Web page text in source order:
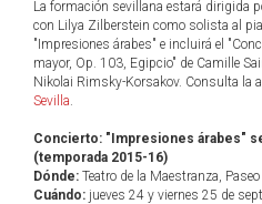
La formación sevillana estará dirigida
con Lilya Zilberstein como solista al
"Impresiones árabes" e incluirá el
mayor, Op. 103, Egipcio" de Camille
Nikolai Rimsky-Korsakov. Consulta la
Sevilla.
Concierto: "Impresiones árabes"
(temporada 2015-16)
Dónde: Teatro de la Maestranza,
Cuándo: jueves 24 y viernes 25 de